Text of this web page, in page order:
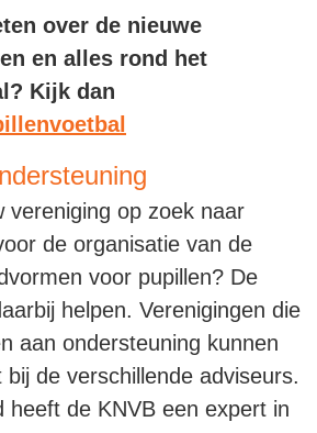
over de nieuwe
en alles rond het
Kijk dan
vereniging op zoek naar
de organisatie van de
voor pupillen? De
helpen. Verenigingen die
aan ondersteuning kunnen
bij de verschillende adviseurs.
heeft de KNVB een expert in